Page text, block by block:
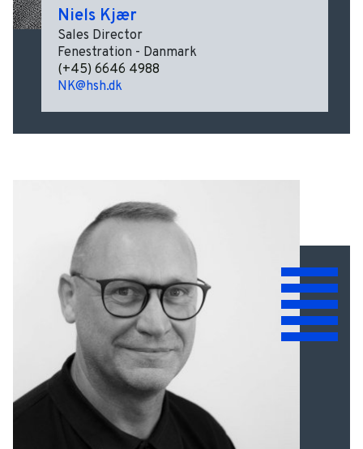
Niels Kjær
Sales Director
Fenestration - Danmark
(+45) 6646 4988
NK@hsh.dk